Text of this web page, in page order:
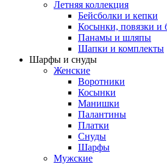
Летняя коллекция
Бейсболки и кепки
Косынки, повязки и
Панамы и шляпы
Шапки и комплекты
Шарфы и снуды
Женские
Воротники
Косынки
Манишки
Палантины
Платки
Снуды
Шарфы
Мужские